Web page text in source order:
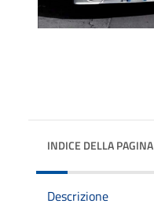
INDICE DELLA PAGINA
Descrizione